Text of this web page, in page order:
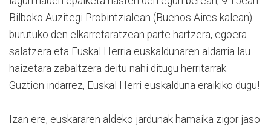
Bilboko Auzitegi Probintzialean (Buenos Aires kalean)
burutuko den elkarretaratzean parte hartzera, egoera
salatzera eta Euskal Herria euskaldunaren aldarria lau
haizetara zabaltzera deitu nahi ditugu herritarrak.
Guztion indarrez, Euskal Herri euskalduna eraikiko dugu!
Izan ere, euskararen aldeko jardunak hamaika zigor jaso